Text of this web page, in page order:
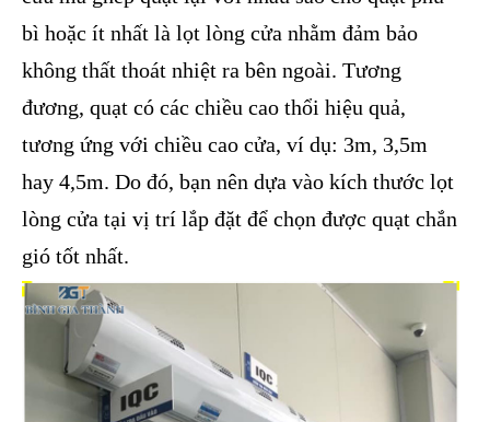
bì hoặc ít nhất là lọt lòng cửa nhằm đảm bảo
không thất thoát nhiệt ra bên ngoài. Tương
đương, quạt có các chiều cao thổi hiệu quả,
tương ứng với chiều cao cửa, ví dụ: 3m, 3,5m
hay 4,5m. Do đó, bạn nên dựa vào kích thước lọt
lòng cửa tại vị trí lắp đặt để chọn được quạt chắn
gió tốt nhất.